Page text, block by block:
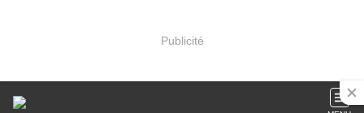
Publicité